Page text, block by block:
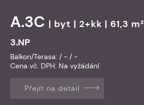
A.3C | byt | 2+kk | 61,3 m²
3.NP
Balkon/Terasa: / - / -
Cena vč. DPH: Na vyžádání
Přejít na detail